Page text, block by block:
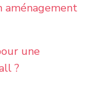
aménagement
une
?